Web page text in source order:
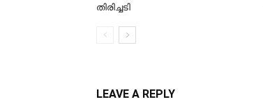
തിരിച്ചടി
LEAVE A REPLY